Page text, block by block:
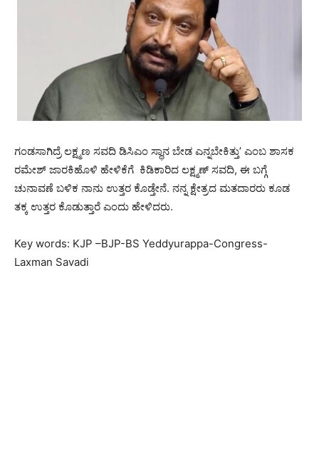
ಗಂಡಸಾಗಿದ್ರೆ ಲಕ್ಷ್ಮಣ ಸವದಿ ಡಿಸಿಎಂ ಸ್ಥಾನ ಬೇಡ ಎನ್ನಬೇಕಿತ್ತು’ ಎಂಬ ಶಾಸಕ
ರಮೇಶ್​ ಜಾರಕಿಹೊಳಿ ಹೇಳಿಕೆಗೆ ಕಿಡಿಕಾರಿದ ಲಕ್ಷ್ಮಣ್ ಸವದಿ, ಈ ಬಗ್ಗೆ
ಚುನಾವಣೆ ಬಳಿಕ ನಾನು ಉತ್ತರ ಕೊಡ್ತೇನೆ. ನನ್ನ ಕ್ಷೇತ್ರದ ಮತದಾರರು ಕೂಡ
ತಕ್ಕ ಉತ್ತರ ಕೊಡುತ್ತಾರೆ ಎಂದು ಹೇಳಿದರು.
Key words: KJP –BJP-BS Yeddyurappa-Congress-
Laxman Savadi